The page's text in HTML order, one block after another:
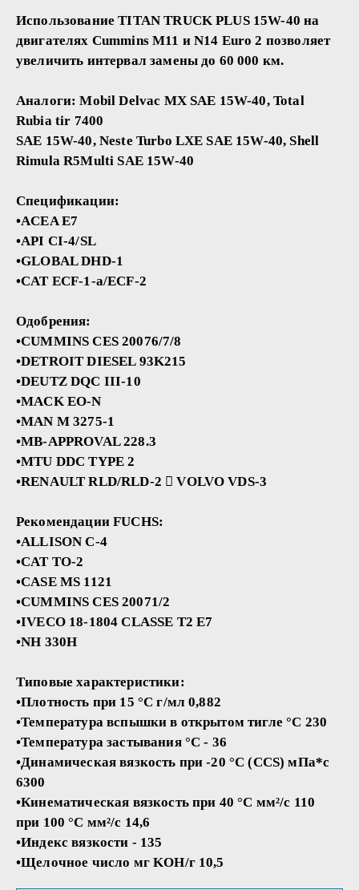
Использование TITAN TRUCK PLUS 15W-40 на
двигателях Cummins M11 и N14 Euro 2 позволяет
увеличить интервал замены до 60 000 км.
Аналоги: Mobil Delvac MX SAE 15W-40, Total
Rubia tir 7400
SAE 15W-40, Neste Turbo LXE SAE 15W-40, Shell
Rimula R5Multi SAE 15W-40
Спецификации:
•ACEA E7
•API CI-4/SL
•GLOBAL DHD-1
•CAT ECF-1-a/ECF-2
Одобрения:
•CUMMINS CES 20076/7/8
•DETROIT DIESEL 93K215
•DEUTZ DQC III-10
•MACK EO-N
•MAN M 3275-1
•MB-APPROVAL 228.3
•MTU DDC TYPE 2
•RENAULT RLD/RLD-2  VOLVO VDS-3
Рекомендации FUCHS:
•ALLISON C-4
•CAT TO-2
•CASE MS 1121
•CUMMINS CES 20071/2
•IVECO 18-1804 CLASSE T2 E7
•NH 330H
Типовые характеристики:
•Плотность при 15 °С г/мл 0,882
•Температура вспышки в открытом тигле °С 230
•Температура застывания °С - 36
•Динамическая вязкость при -20 °С (CCS) мПа*с
6300
•Кинематическая вязкость при 40 °С мм²/с 110
при 100 °С мм²/с 14,6
•Индекс вязкости - 135
•Щелочное число мг KOH/г 10,5